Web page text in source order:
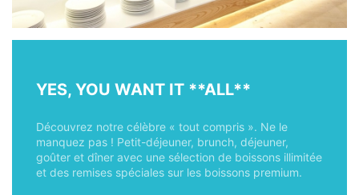
YES, YOU WANT IT **ALL**
Découvrez notre célèbre « tout compris ». Ne le
manquez pas ! Petit-déjeuner, brunch, déjeuner,
goûter et dîner avec une sélection de boissons illimitée
et des remises spéciales sur les boissons premium.